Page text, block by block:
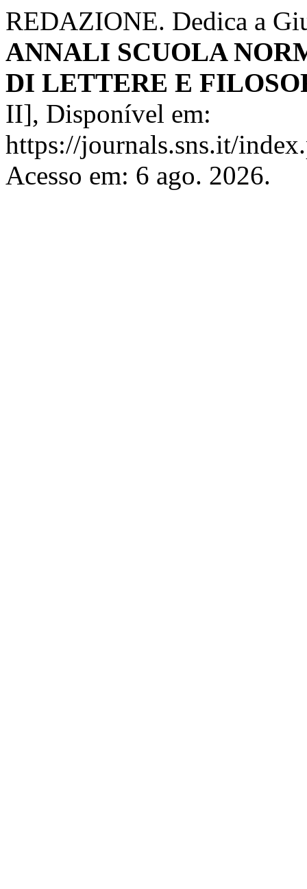
REDAZIONE. Dedica a
ANNALI SCUOLA
DI LETTERE E
II], Disponível em:
https://journals.sns.it/
Acesso em: 6 ago. 2026.